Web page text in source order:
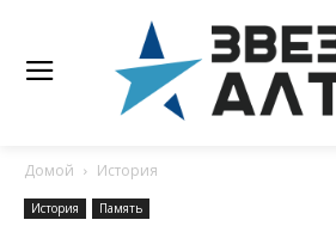
Домой История
История Память